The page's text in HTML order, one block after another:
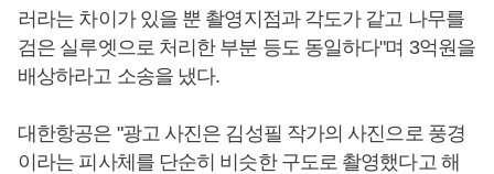
러라는 차이가 있을 뿐 촬영지점과 각도가 같고 나무를
검은 실루엣으로 처리한 부분 등도 동일하다"며 3억원을
배상하라고 소송을 냈다.
대한항공은 "광고 사진은 김성필 작가의 사진으로 풍경
이라는 피사체를 단순히 비슷한 구도로 촬영했다고 해